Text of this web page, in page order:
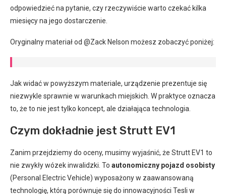
odpowiedzieć na pytanie, czy rzeczywiście warto czekać kilka
miesięcy na jego dostarczenie.
Oryginalny materiał od @Zack Nelson możesz zobaczyć poniżej:
Jak widać w powyższym materiale, urządzenie prezentuje się
niezwykle sprawnie w warunkach miejskich. W praktyce oznacza
to, że to nie jest tylko koncept, ale działająca technologia.
Czym dokładnie jest Strutt EV1
Zanim przejdziemy do oceny, musimy wyjaśnić, że Strutt EV1 to
nie zwykły wózek inwalidzki. To autonomiczny pojazd osobisty
(Personal Electric Vehicle) wyposażony w zaawansowaną
technologię, którą porównuje się do innowacyjności Tesli w